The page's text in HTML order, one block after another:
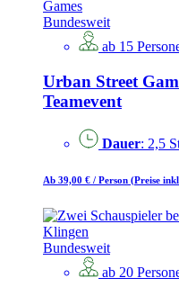
Bundesweit
ab 15
Urban Street
Teamevent
Dauer: 2,5
Ab 39,00 € / Person (Preise
Bundesweit
ab 20